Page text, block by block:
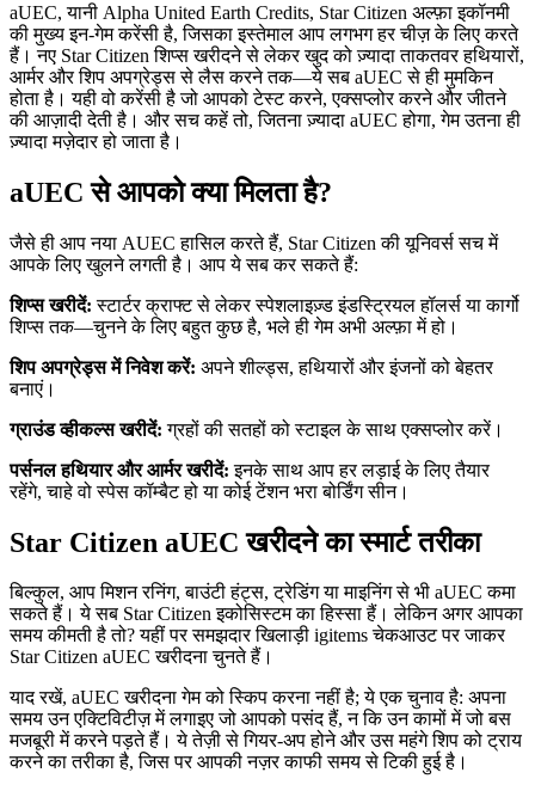
aUEC, यानी Alpha United Earth Credits, Star Citizen अल्फ़ा इकॉनमी
की मुख्य इन‑गेम करेंसी है, जिसका इस्तेमाल आप लगभग हर चीज़ के लिए करते
हैं। नए Star Citizen शिप्स खरीदने से लेकर खुद को ज़्यादा ताकतवर हथियारों,
आर्मर और शिप अपग्रेड्स से लैस करने तक—ये सब aUEC से ही मुमकिन
होता है। यही वो करेंसी है जो आपको टेस्ट करने, एक्सप्लोर करने और जीतने
की आज़ादी देती है। और सच कहें तो, जितना ज़्यादा aUEC होगा, गेम उतना ही
ज़्यादा मज़ेदार हो जाता है।
aUEC से आपको क्या मिलता है?
जैसे ही आप नया AUEC हासिल करते हैं, Star Citizen की यूनिवर्स सच में
आपके लिए खुलने लगती है। आप ये सब कर सकते हैं:
शिप्स खरीदें:स्टार्टर क्राफ्ट से लेकर स्पेशलाइज़्ड इंडस्ट्रियल हॉलर्स या कार्गो
शिप्स तक—चुनने के लिए बहुत कुछ है, भले ही गेम अभी अल्फ़ा में हो।
शिप अपग्रेड्स में निवेश करें: अपने शील्ड्स, हथियारों और इंजनों को बेहतर
बनाएं।
ग्राउंड व्हीकल्स खरीदें: ग्रहों की सतहों को स्टाइल के साथ एक्सप्लोर करें।
पर्सनल हथियार और आर्मर खरीदें: इनके साथ आप हर लड़ाई के लिए तैयार
रहेंगे, चाहे वो स्पेस कॉम्बैट हो या कोई टेंशन भरा बोर्डिंग सीन।
Star Citizen aUEC खरीदने का स्मार्ट तरीका
बिल्कुल, आप मिशन रनिंग, बाउंटी हंट्स, ट्रेडिंग या माइनिंग से भी aUEC कमा
सकते हैं। ये सब Star Citizen इकोसिस्टम का हिस्सा हैं। लेकिन अगर आपका
समय कीमती है तो? यहीं पर समझदार खिलाड़ी igitems चेकआउट पर जाकर
Star Citizen aUEC खरीदना चुनते हैं।
याद रखें, aUEC खरीदना गेम को स्किप करना नहीं है; ये एक चुनाव है: अपना
समय उन एक्टिविटीज़ में लगाइए जो आपको पसंद हैं, न कि उन कामों में जो बस
मजबूरी में करने पड़ते हैं। ये तेज़ी से गियर‑अप होने और उस महंगे शिप को ट्राय
करने का तरीका है, जिस पर आपकी नज़र काफी समय से टिकी हुई है।